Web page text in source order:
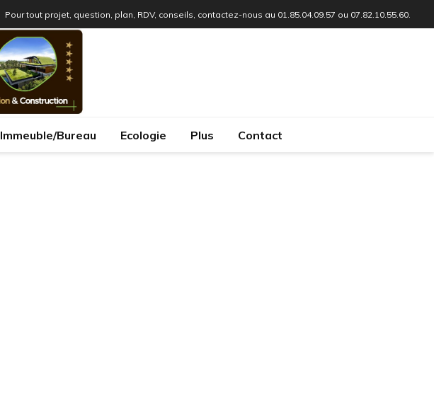
Pour tout projet, question, plan, RDV, conseils, contactez-nous au 01.85.04.09.57 ou 07.82.10.55.60.
Immeuble/Bureau Ecologie Plus Contact